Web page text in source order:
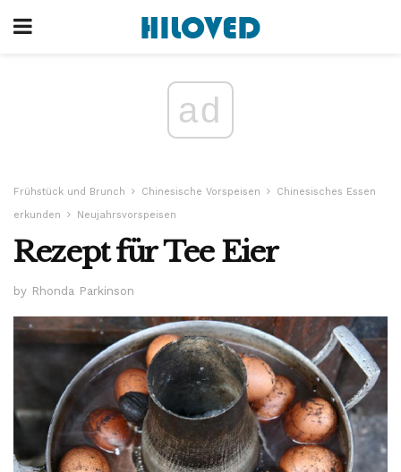
ad
Frühstück und Brunch Chinesische Vorspeisen
Chinesisches Essen
erkunden
Neujahrsvorspeisen
Rezept für Tee Eier
by Rhonda Parkinson